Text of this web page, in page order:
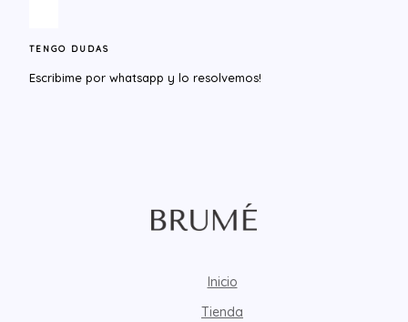
TENGO DUDAS
Escribime por whatsapp y lo resolvemos!​
Inicio
Tienda